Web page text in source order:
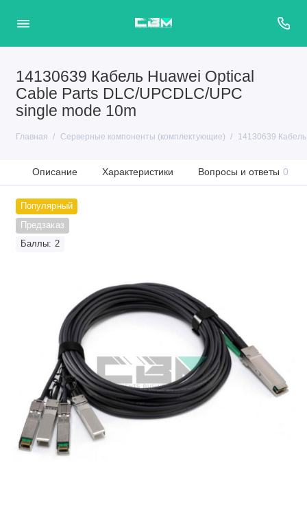
14130639 Кабель Huawei Optical
Cable Parts DLC/UPCDLC/UPC
single mode 10m
Главная Серверные компоненты (комплектующие) 14130639
Описание Характеристики Вопросы и ответы 0
Популярный
Предзаказ
Баллы: 2